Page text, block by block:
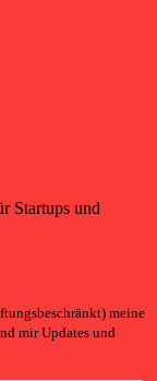
Startups und
meine
mir Updates und